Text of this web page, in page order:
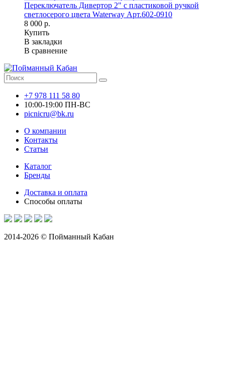
Переключатель Дивертор 2" с пластиковой ручкой
светлосерого цвета Waterway Арт.602-0910
8 000 р.
Купить
В закладки
В сравнение
+7 978 111 58 80
10:00-19:00 ПН-ВС
picnicru@bk.ru
О компании
Контакты
Статьи
Каталог
Бренды
Доставка и оплата
Способы оплаты
2014-2026 © Пойманный Кабан